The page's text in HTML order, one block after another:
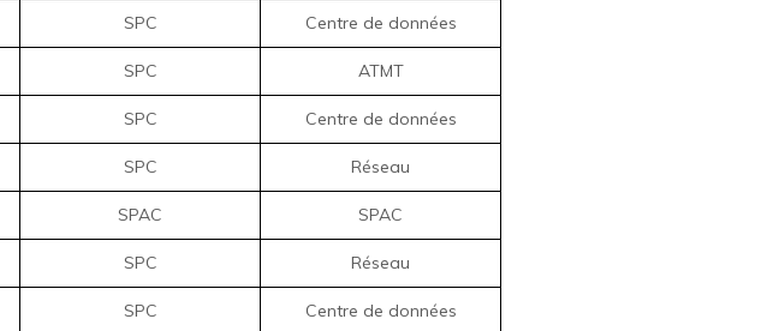
SPC Centre de données
SPC ATMT
SPC Centre de données
SPC Réseau
SPAC SPAC
SPC Réseau
SPC Centre de données